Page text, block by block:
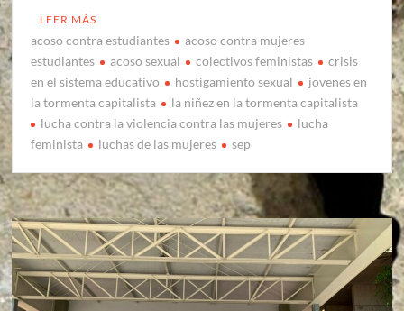
LEER MÁS
acoso contra estudiantes
acoso contra mujeres
estudiantes
acoso sexual colectivos feministas
crisis
en el sistema educativo
hostigamiento sexual
jovenes en
la tormenta capitalista
la niñez en la tormenta capitalista
lucha contra la violencia contra las mujeres
lucha
feminista
luchas de las mujeres sep